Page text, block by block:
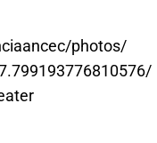
photos/